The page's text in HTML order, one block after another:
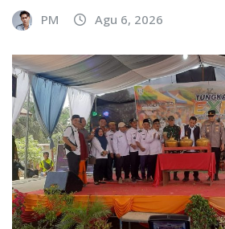
PM Agu 6, 2026